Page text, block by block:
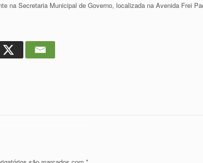
na Secretaria Municipal de Governo, localizada na Avenida Frei